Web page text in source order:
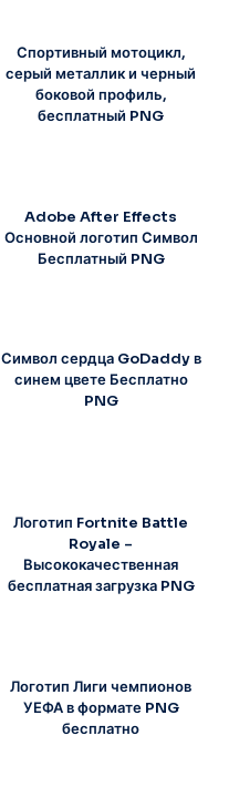
Спортивный мотоцикл,
серый металлик и черный
боковой профиль,
бесплатный PNG
Adobe After Effects
Основной логотип Символ
Бесплатный PNG
Символ сердца GoDaddy в
синем цвете Бесплатно
PNG
Логотип Fortnite Battle
Royale –
Высококачественная
бесплатная загрузка PNG
Логотип Лиги чемпионов
УЕФА в формате PNG
бесплатно